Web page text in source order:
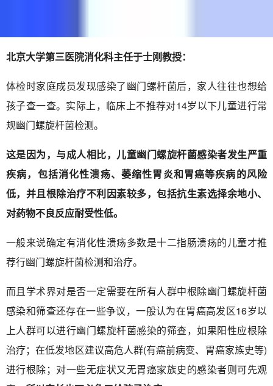
北京大学第三医院消化科主任于士刚教授：
体检时家庭成员发现感染了幽门螺杆菌后，家人往往也想给
孩子查一查。实际上，临床上不推荐对14岁以下儿童进行常
规幽门螺旋杆菌检测。
这是因为，与成人相比，儿童幽门螺旋杆菌感染者发生严重
疾病，包括消化性溃疡、萎缩性胃炎和胃癌等疾病的风险
低，并且根除治疗不利因素较多，包括抗生素选择余地小、
对药物不良反应耐受性低。
一般来说确定有消化性溃疡多数是十二指肠溃疡的儿童才推
荐行幽门螺旋杆菌检测和治疗。
而且学术界对是否一定需要在所有人群中根除幽门螺旋杆菌
感染和筛查还存在一些争议，一般认为在胃癌高发区16岁以
上人群可以进行幽门螺旋杆菌感染的筛查，如果阳性应根除
治疗；在低发地区建议高危人群(有癌前病变、胃癌家族史等)
进行根除；对一些无症状又无胃癌家族史的感染者则可先观